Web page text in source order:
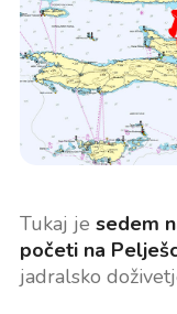
Tukaj je sedem
početi na
jadralsko